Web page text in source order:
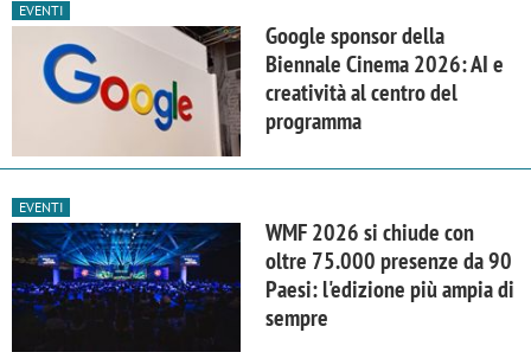
EVENTI
Google sponsor della
Biennale Cinema 2026: AI e
creatività al centro del
programma
EVENTI
WMF 2026 si chiude con
oltre 75.000 presenze da 90
Paesi: l'edizione più ampia di
sempre